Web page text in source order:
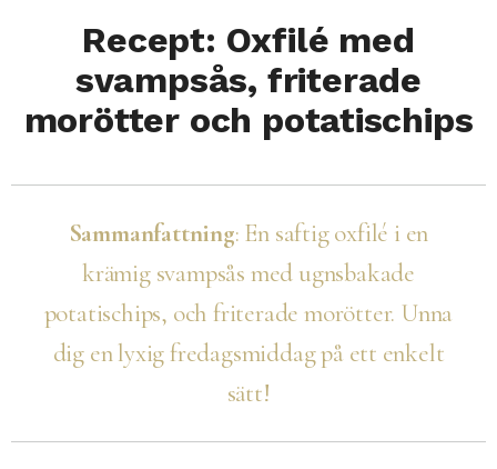
Recept: Oxfilé med
svampsås, friterade
morötter och potatischips
Sammanfattning: En saftig oxfilé i en
krämig svampsås med ugnsbakade
potatischips, och friterade morötter. Unna
dig en lyxig fredagsmiddag på ett enkelt
sätt!